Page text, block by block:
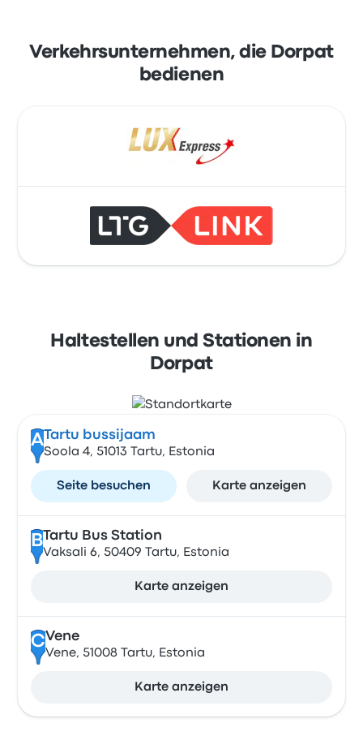
Verkehrsunternehmen, die Dorpat
bedienen
Haltestellen und Stationen in
Dorpat
A Tartu bussijaam
Soola 4, 51013 Tartu, Estonia
Seite besuchen Karte anzeigen
B Tartu Bus Station
Vaksali 6, 50409 Tartu, Estonia
Karte anzeigen
CVene
Vene, 51008 Tartu, Estonia
Karte anzeigen